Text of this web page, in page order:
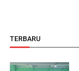
TERBARU